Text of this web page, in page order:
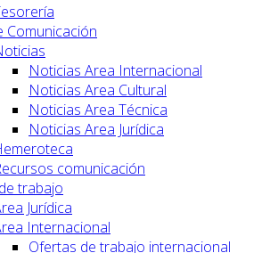
Comunicación
Noticias Area Internacional
Noticias Area Cultural
Noticias Area Técnica
Noticias Area Jurídica
comunicación
trabajo
Jurídica
Internacional
Ofertas de trabajo internacional